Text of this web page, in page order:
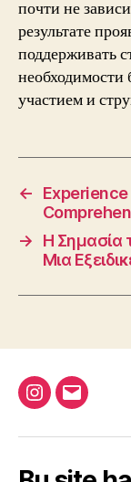
почти не
результате
поддерживать
необходимости
участием и
←
→
Η Σημασία
Μια
Instagram
Email